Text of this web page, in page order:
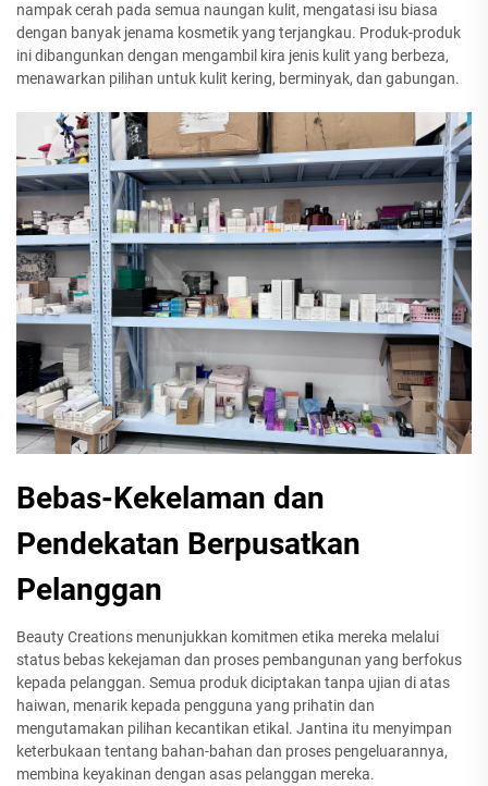
nampak cerah pada semua naungan kulit, mengatasi isu biasa
dengan banyak jenama kosmetik yang terjangkau. Produk-produk
ini dibangunkan dengan mengambil kira jenis kulit yang berbeza,
menawarkan pilihan untuk kulit kering, berminyak, dan gabungan.
Bebas-Kekelaman dan
Pendekatan Berpusatkan
Pelanggan
Beauty Creations menunjukkan komitmen etika mereka melalui
status bebas kekejaman dan proses pembangunan yang berfokus
kepada pelanggan. Semua produk diciptakan tanpa ujian di atas
haiwan, menarik kepada pengguna yang prihatin dan
mengutamakan pilihan kecantikan etikal. Jantina itu menyimpan
keterbukaan tentang bahan-bahan dan proses pengeluarannya,
membina keyakinan dengan asas pelanggan mereka.